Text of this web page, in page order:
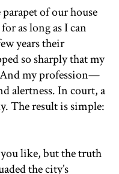
of our house
as long as I can
years their
so sharply that my
my profession—
alertness. In court, a
The result is simple:
like, but the truth
the city’s